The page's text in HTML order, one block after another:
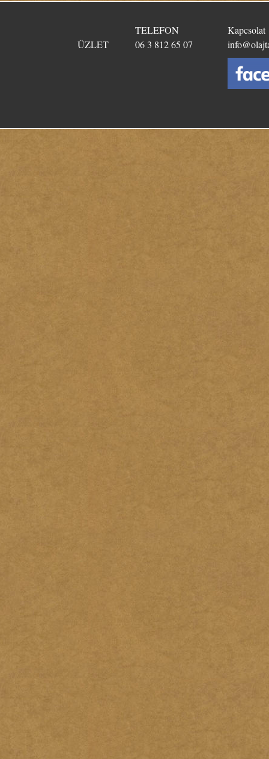
ÜZLET
TELEFON
06 3 812 65 07
Kapcsolat